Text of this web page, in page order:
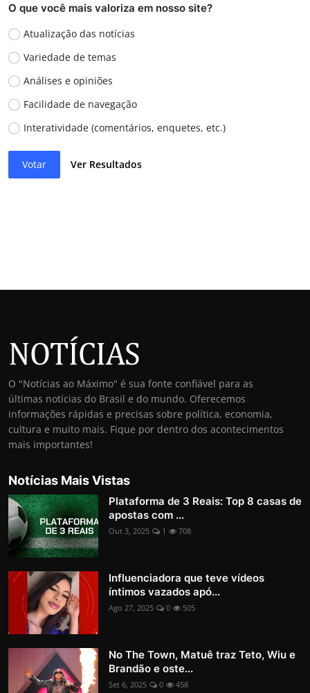
O que você mais valoriza em nosso site?
Atualização das notícias
Variedade de temas
Análises e opiniões
Facilidade de navegação
Interatividade (comentários, enquetes, etc.)
Votar Ver Resultados
O "Notícias ao Máximo" é sua fonte confiável para as
últimas notícias do Brasil e do mundo. Oferecemos
informações rápidas e precisas sobre política, economia,
cultura e muito mais. Fique por dentro dos acontecimentos
mais importantes!
Notícias Mais Vistas
Plataforma de 3 Reais: Top 8 casas de
apostas com ...
Out 3, 2025 1 708
Influenciadora que teve vídeos
íntimos vazados apó...
Ago 27, 2025 0 505
No The Town, Matuê traz Teto, Wiu e
Brandão e oste...
Set 6, 2025 0 458